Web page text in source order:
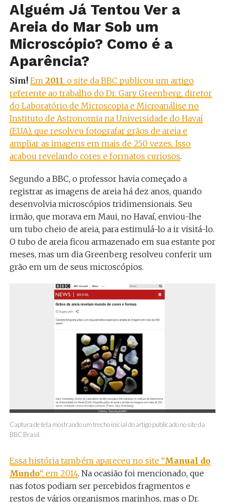
Alguém Já Tentou Ver a
Areia do Mar Sob um
Microscópio? Como é a
Aparência?
Sim! Em 2011, o site da BBC publicou um artigo
referente ao trabalho do Dr. Gary Greenberg, diretor
do Laboratório de Microscopia e Microanálise no
Instituto de Astronomia na Universidade do Havaí
(EUA), que resolveu fotografar grãos de areia e
ampliar as imagens em mais de 250 vezes. Isso
acabou revelando cores e formatos curiosos.
Segundo a BBC, o professor havia começado a
registrar as imagens de areia há dez anos, quando
desenvolvia microscópios tridimensionais. Seu
irmão, que morava em Maui, no Havaí, enviou-lhe
um tubo cheio de areia, para estimulá-lo a ir visitá-lo.
O tubo de areia ficou armazenado em sua estante por
meses, mas um dia Greenberg resolveu conferir um
grão em um de seus microscópios.
Captura de tela mostrando um trecho inicial do artigo publicado no site da
BBC Brasil.
Essa história também apareceu no site “Manual do
Mundo“, em 2014. Na ocasião foi mencionado, que
nas fotos podiam ser percebidos fragmentos e
restos de vários organismos marinhos, mas o Dr.